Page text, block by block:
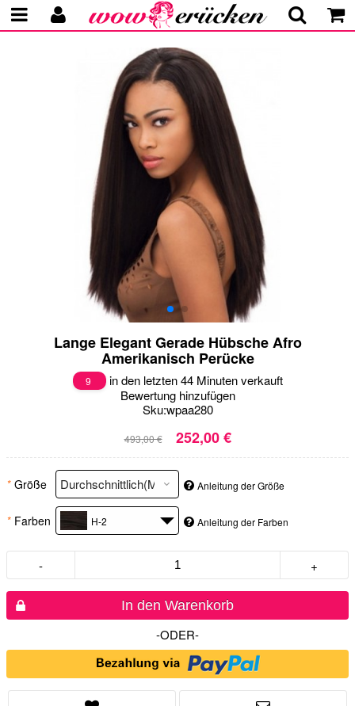
Lange Elegant Gerade Hübsche Afro
Amerikanisch Perücke
9
in den letzten 44 Minuten verkauft
Bewertung hinzufügen
Sku:wpaa280
493,00 € 252,00 €
* Größe Anleitung der Größe
* Farben H-2 Anleitung der Farben
- +
In den Warenkorb
-ODER-